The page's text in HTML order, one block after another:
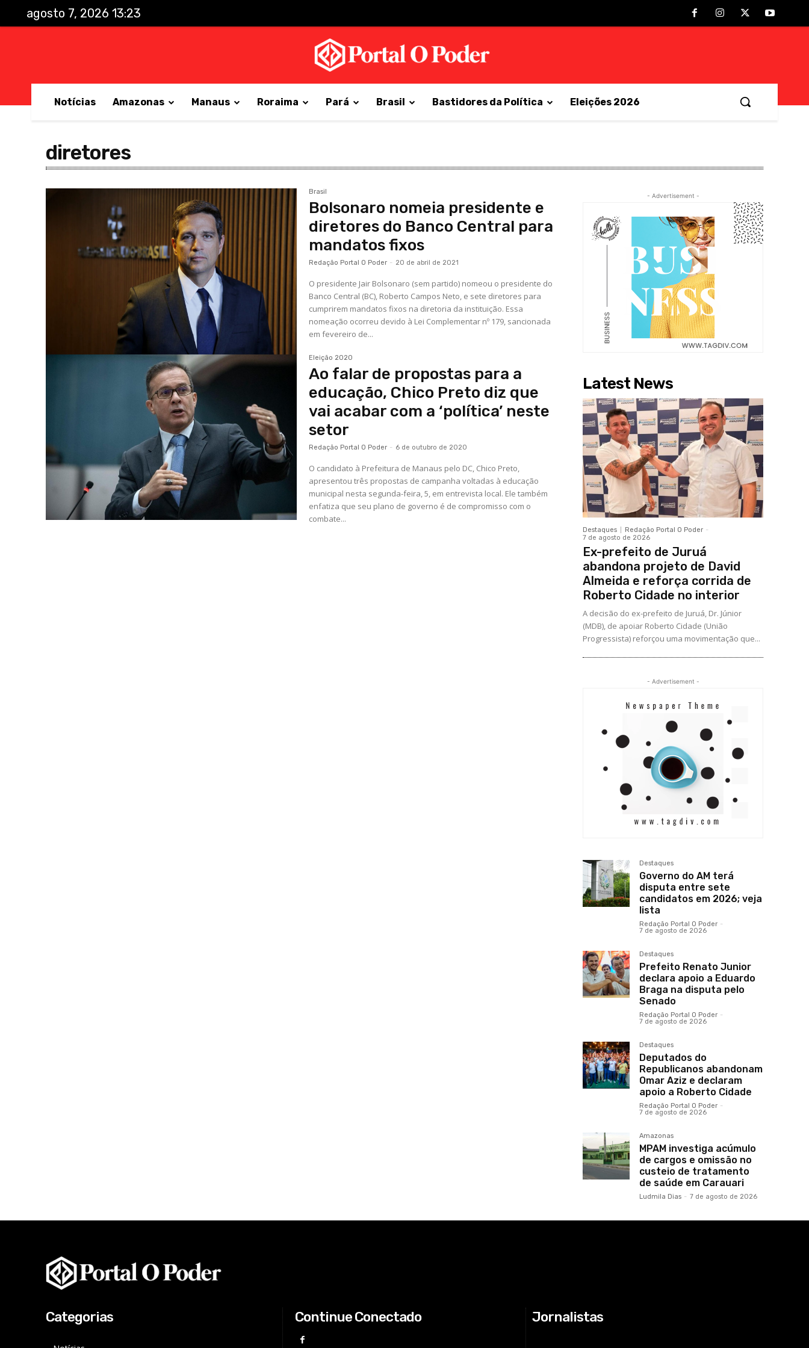
agosto 7, 2026 13:23
Notícias Amazonas Manaus Roraima Pará Brasil Bastidores da Política Eleições 2026
diretores
Brasil
Bolsonaro nomeia presidente e
diretores do Banco Central para
mandatos fixos
Redação Portal O Poder - 20 de abril de 2021
O presidente Jair Bolsonaro (sem partido) nomeou o presidente do
Banco Central (BC), Roberto Campos Neto, e sete diretores para
cumprirem mandatos fixos na diretoria da instituição. Essa
nomeação ocorreu devido à Lei Complementar nº 179, sancionada
em fevereiro de...
Eleição 2020
Ao falar de propostas para a
educação, Chico Preto diz que
vai acabar com a ‘política’ neste
setor
Redação Portal O Poder - 6 de outubro de 2020
O candidato à Prefeitura de Manaus pelo DC, Chico Preto,
apresentou três propostas de campanha voltadas à educação
municipal nesta segunda-feira, 5, em entrevista local. Ele também
enfatiza que seu plano de governo é de compromisso com o
combate...
- Advertisement -
Latest News
Destaques Redação Portal O Poder -
7 de agosto de 2026
Ex-prefeito de Juruá
abandona projeto de David
Almeida e reforça corrida de
Roberto Cidade no interior
A decisão do ex-prefeito de Juruá, Dr. Júnior
(MDB), de apoiar Roberto Cidade (União
Progressista) reforçou uma movimentação que...
- Advertisement -
Destaques
Governo do AM terá
disputa entre sete
candidatos em 2026; veja
lista
Redação Portal O Poder -
7 de agosto de 2026
Destaques
Prefeito Renato Junior
declara apoio a Eduardo
Braga na disputa pelo
Senado
Redação Portal O Poder -
7 de agosto de 2026
Destaques
Deputados do
Republicanos abandonam
Omar Aziz e declaram
apoio a Roberto Cidade
Redação Portal O Poder -
7 de agosto de 2026
Amazonas
MPAM investiga acúmulo
de cargos e omissão no
custeio de tratamento
de saúde em Carauari
Ludmila Dias - 7 de agosto de 2026
Categorias Continue Conectado Jornalistas